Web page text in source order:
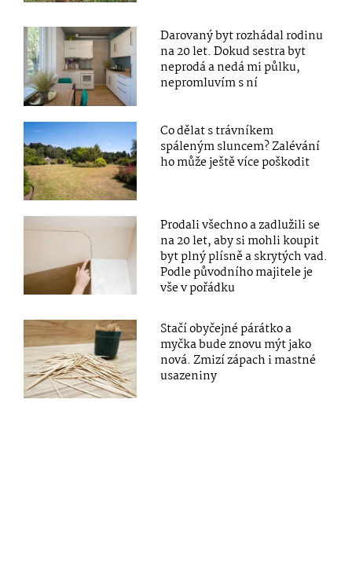
Darovaný byt rozhádal rodinu
na 20 let. Dokud sestra byt
neprodá a nedá mi půlku,
nepromluvím s ní
Co dělat s trávníkem
spáleným sluncem? Zalévání
ho může ještě více poškodit
Prodali všechno a zadlužili se
na 20 let, aby si mohli koupit
byt plný plísně a skrytých vad.
Podle původního majitele je
vše v pořádku
Stačí obyčejné párátko a
myčka bude znovu mýt jako
nová. Zmizí zápach i mastné
usazeniny